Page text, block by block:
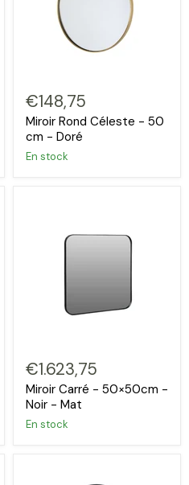
€148,75
Miroir Rond Céleste - 50
cm - Doré
En stock
€1.623,75
Miroir Carré - 50×50cm -
Noir - Mat
En stock
et afficher vos